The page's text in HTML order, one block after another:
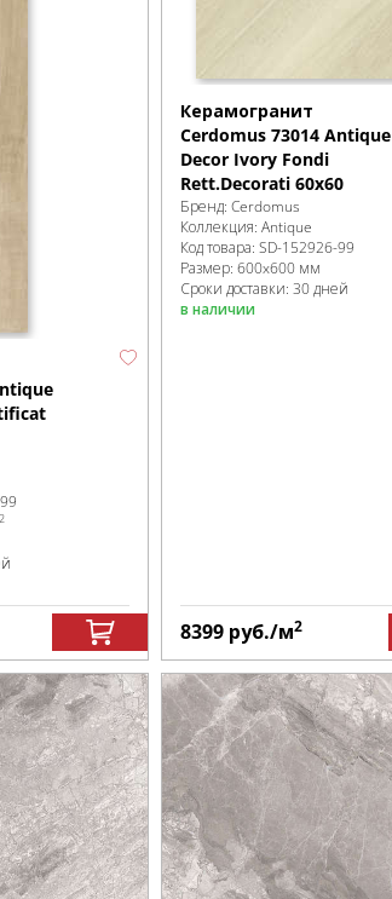
2
Керамогранит
Cerdomus 73014 Antique
Decor Ivory Fondi
Rett.Decorati 60x60
Бренд: Cerdomus
Коллекция: Antique
Код товара: SD-152926-99
Размер: 600x600 мм
Сроки доставки: 30 дней
в наличии
8399 руб./м2